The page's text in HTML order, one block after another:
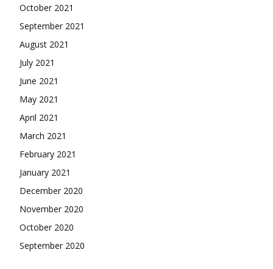
October 2021
September 2021
August 2021
July 2021
June 2021
May 2021
April 2021
March 2021
February 2021
January 2021
December 2020
November 2020
October 2020
September 2020